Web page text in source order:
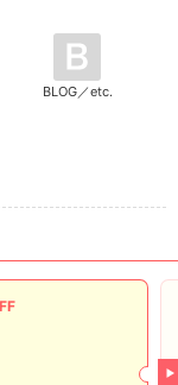
BLOG／etc.